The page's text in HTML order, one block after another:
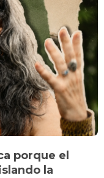
porque el
la